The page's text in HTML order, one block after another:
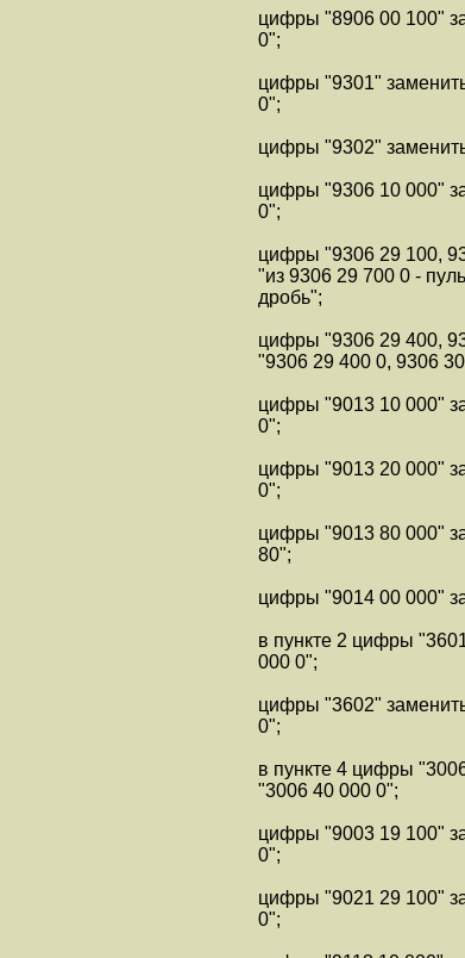
цифры "8906 00 100"
0";
цифры "9301"
0";
цифры "9302"
цифры "9306 10 000"
0";
цифры "9306 29 100,
"из 9306 29 700 0 -
дробь";
цифры "9306 29 400,
"9306 29 400 0, 9306
цифры "9013 10 000"
0";
цифры "9013 20 000"
0";
цифры "9013 80 000"
80";
цифры "9014 00 000"
в пункте 2 цифры
000 0";
цифры "3602"
0";
в пункте 4 цифры
"3006 40 000 0";
цифры "9003 19 100"
0";
цифры "9021 29 100"
0";